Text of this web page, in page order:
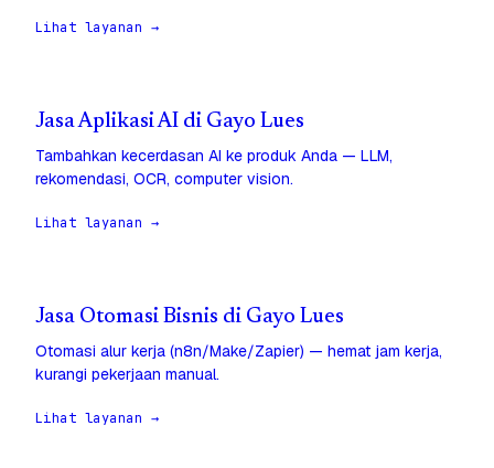
Lihat layanan →
Jasa Aplikasi AI di Gayo Lues
Tambahkan kecerdasan AI ke produk Anda — LLM,
rekomendasi, OCR, computer vision.
Lihat layanan →
Jasa Otomasi Bisnis di Gayo Lues
Otomasi alur kerja (n8n/Make/Zapier) — hemat jam kerja,
kurangi pekerjaan manual.
Lihat layanan →